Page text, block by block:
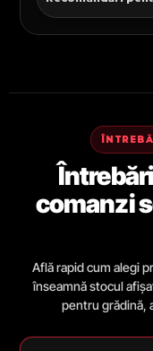
comanzi
Află rapid cum alegi
înseamnă stocul
pentru grădină,